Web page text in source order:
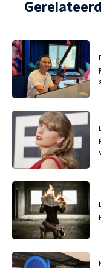
Gerelateerd